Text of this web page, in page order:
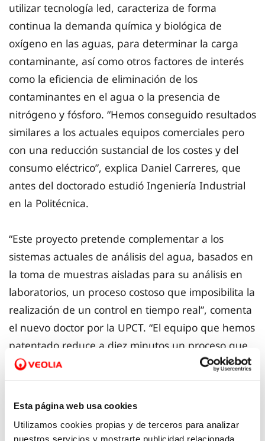
Esta página web usa cookies
Utilizamos cookies propias y de terceros para analizar
nuestros servicios y mostrarte publicidad relacionada
utilizar tecnología led, caracteriza de forma
continua la demanda química y biológica de
oxígeno en las aguas, para determinar la carga
contaminante, así como otros factores de interés
como la eficiencia de eliminación de los
contaminantes en el agua o la presencia de
nitrógeno y fósforo. “Hemos conseguido resultados
similares a los actuales equipos comerciales pero
con una reducción sustancial de los costes y del
consumo eléctrico”, explica Daniel Carreres, que
antes del doctorado estudió Ingeniería Industrial
en la Politécnica.
“Este proyecto pretende complementar a los
sistemas actuales de análisis del agua, basados en
la toma de muestras aisladas para su análisis en
laboratorios, un proceso costoso que imposibilita la
realización de un control en tiempo real”, comenta
el nuevo doctor por la UPCT. “El equipo que hemos
patentado reduce a diez minutos un proceso que
convencionalmente se dilata unas 24 horas,
anticipando una alerta temprana ante episodios
de contaminación”, resume.
La nueva tecnología que la Politécnica está